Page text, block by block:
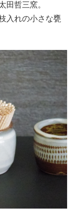
田哲三窯。
入れの小さな甕